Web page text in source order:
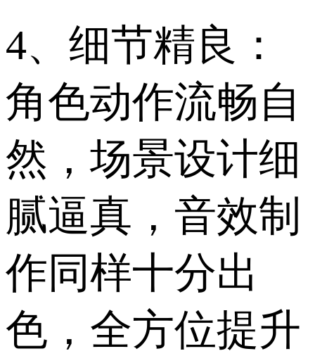
4、细节精良：
角色动作流畅自
然，场景设计细
腻逼真，音效制
作同样十分出
色，全方位提升